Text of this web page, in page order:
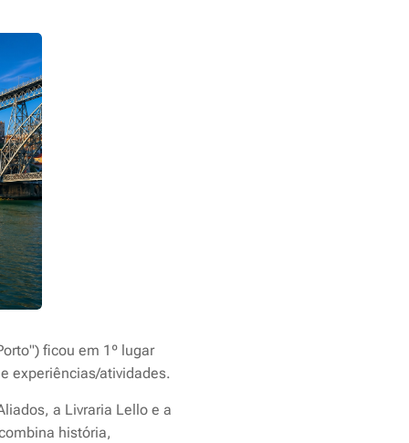
ficou em 1º lugar
experiências/atividades.
a Livraria Lello e a
história,